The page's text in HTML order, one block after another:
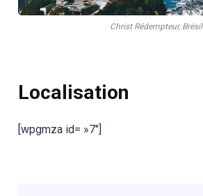
Christ Rédempteur, Brésil
Localisation
[wpgmza id= »7″]